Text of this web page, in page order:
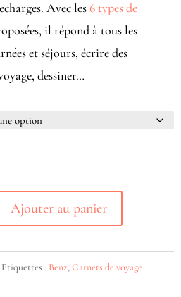
Avec les6 types de
il répond à tous les
et séjours, écrire des
dessiner…
Ajouter au panier
Étiquettes : Benz,Carnets de voyage